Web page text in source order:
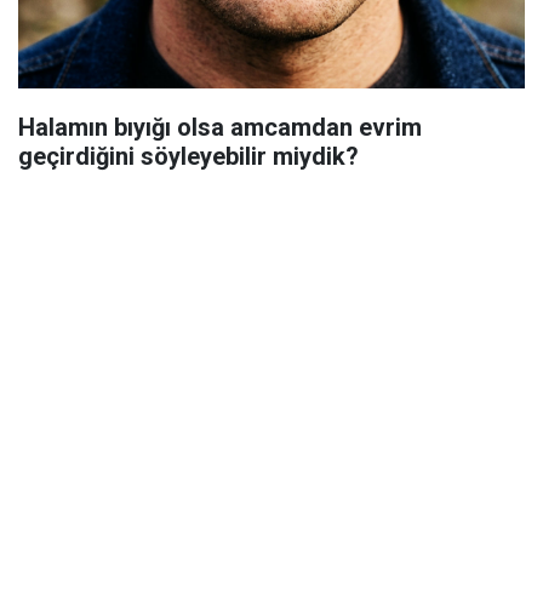
Halamın bıyığı olsa amcamdan evrim
geçirdiğini söyleyebilir miydik?